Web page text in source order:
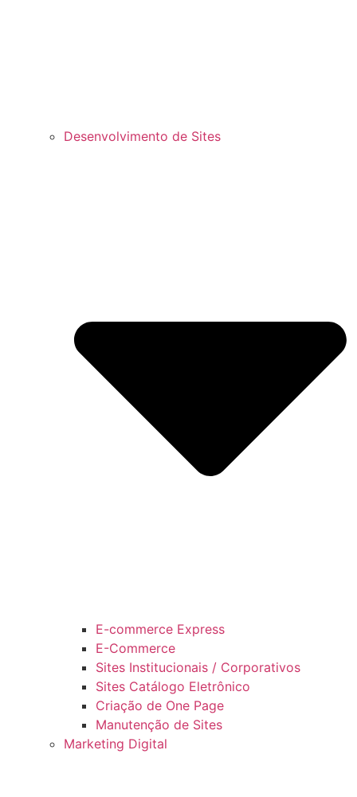
Desenvolvimento de Sites
E-commerce Express
E-Commerce
Sites Institucionais / Corporativos
Sites Catálogo Eletrônico
Criação de One Page
Manutenção de Sites
Marketing Digital